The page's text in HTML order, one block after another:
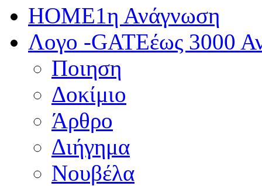
HOME1η Ανάγνωση
Λογο -GATEέως 3000
Ποιηση
Δοκίμιο
Άρθρο
Διήγημα
Νουβέλα